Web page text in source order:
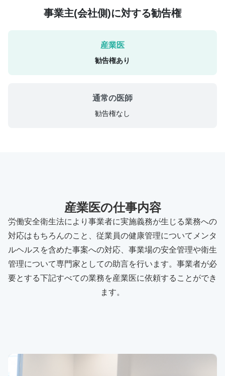
事業主(会社側)に対する勧告権
勧告権あり
勧告権なし
産業医の仕事内容
労働安全衛生法により事業者に実施義務が生じる業務への
対応はもちろんのこと、従業員の健康管理についてメンタ
ルヘルスを含めた事案への対応、事業場の安全管理や衛生
管理について専門家としての助言を行います。事業者が必
要とする下記すべての業務を産業医に依頼することができ
ます。